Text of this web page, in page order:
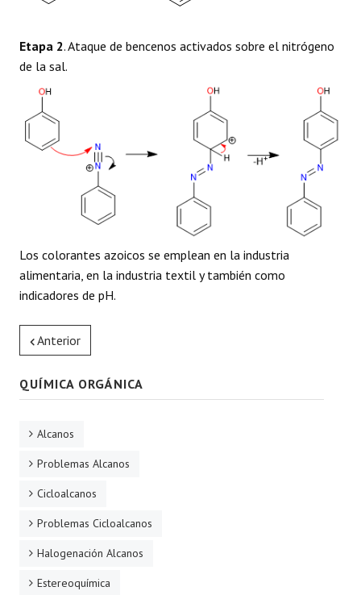
Etapa 2. Ataque de bencenos activados sobre el nitrógeno
de la sal.
Los colorantes azoicos se emplean en la industria
alimentaria, en la industria textil y también como
indicadores de pH.
Anterior
QUÍMICA ORGÁNICA
Alcanos
Problemas Alcanos
Cicloalcanos
Problemas Cicloalcanos
Halogenación Alcanos
Estereoquímica